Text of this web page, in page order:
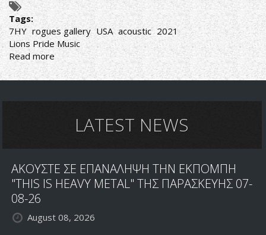
Tags:
7HY rogues gallery USA acoustic 2021
Lions Pride Music
Read more about
7HY
-
LATEST NEWS
ΑΚΟΥΣΤΕ ΣΕ ΕΠΑΝΑΛΗΨΗ ΤΗΝ ΕΚΠΟΜΠΗ
"THIS IS HEAVY METAL" ΤΗΣ ΠΑΡΑΣΚΕΥΗΣ 07-
08-26
August 08, 2026